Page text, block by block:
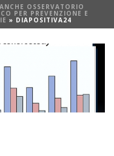
OSSERVATORIO
PER PREVENZIONE E
» DIAPOSITIVA24